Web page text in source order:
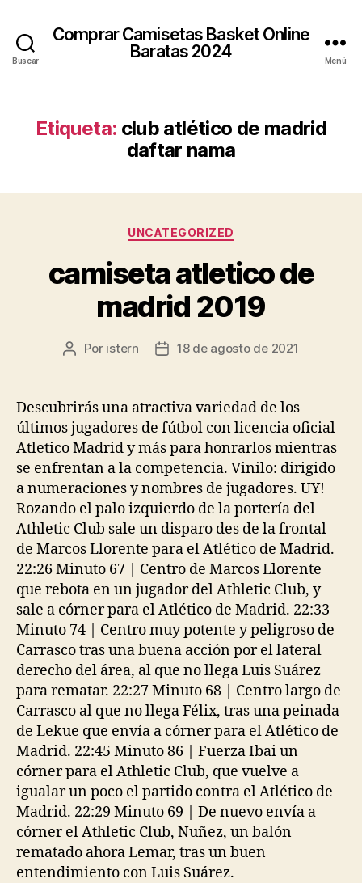
Buscar
Comprar Camisetas Basket Online
Baratas 2024
Menú
Etiqueta: club atlético de madrid
daftar nama
Categorías
UNCATEGORIZED
camiseta atletico de
madrid 2019
Autor
entrada
Por istern
Fecha
entrada
18 de agosto de 2021
Descubrirás una atractiva variedad de los
últimos jugadores de fútbol con licencia oficial
Atletico Madrid y más para honrarlos mientras
se enfrentan a la competencia. Vinilo: dirigido
a numeraciones y nombres de jugadores. UY!
Rozando el palo izquierdo de la portería del
Athletic Club sale un disparo des de la frontal
de Marcos Llorente para el Atlético de Madrid.
22:26 Minuto 67 | Centro de Marcos Llorente
que rebota en un jugador del Athletic Club, y
sale a córner para el Atlético de Madrid. 22:33
Minuto 74 | Centro muy potente y peligroso de
Carrasco tras una buena acción por el lateral
derecho del área, al que no llega Luis Suárez
para rematar. 22:27 Minuto 68 | Centro largo de
Carrasco al que no llega Félix, tras una peinada
de Lekue que envía a córner para el Atlético de
Madrid. 22:45 Minuto 86 | Fuerza Ibai un
córner para el Athletic Club, que vuelve a
igualar un poco el partido contra el Atlético de
Madrid. 22:29 Minuto 69 | De nuevo envía a
córner el Athletic Club, Nuñez, un balón
rematado ahora Lemar, tras un buen
entendimiento con Luis Suárez.